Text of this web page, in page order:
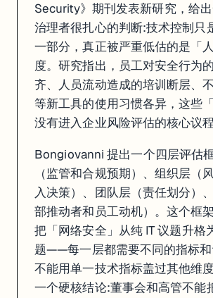
Security》期刊发表新研究，给
治理者很扎心的判断:技术控制只
一部分，真正被严重低估的是「
度。研究指出，员工对安全行为
齐、人员流动造成的培训断层、
等新工具的使用习惯各异，这些
没有进入企业风险评估的核心议程
Bongiovanni 提出一个四层评估
（监管和合规预期）、组织层（
入决策）、团队层（责任划分）
部推动者和员工动机）。这个框
把「网络安全」从纯 IT 议题升格
题——每一层都需要不同的指标和
不能用单一技术指标盖过其他维
一个硬核结论:董事会和高管不能